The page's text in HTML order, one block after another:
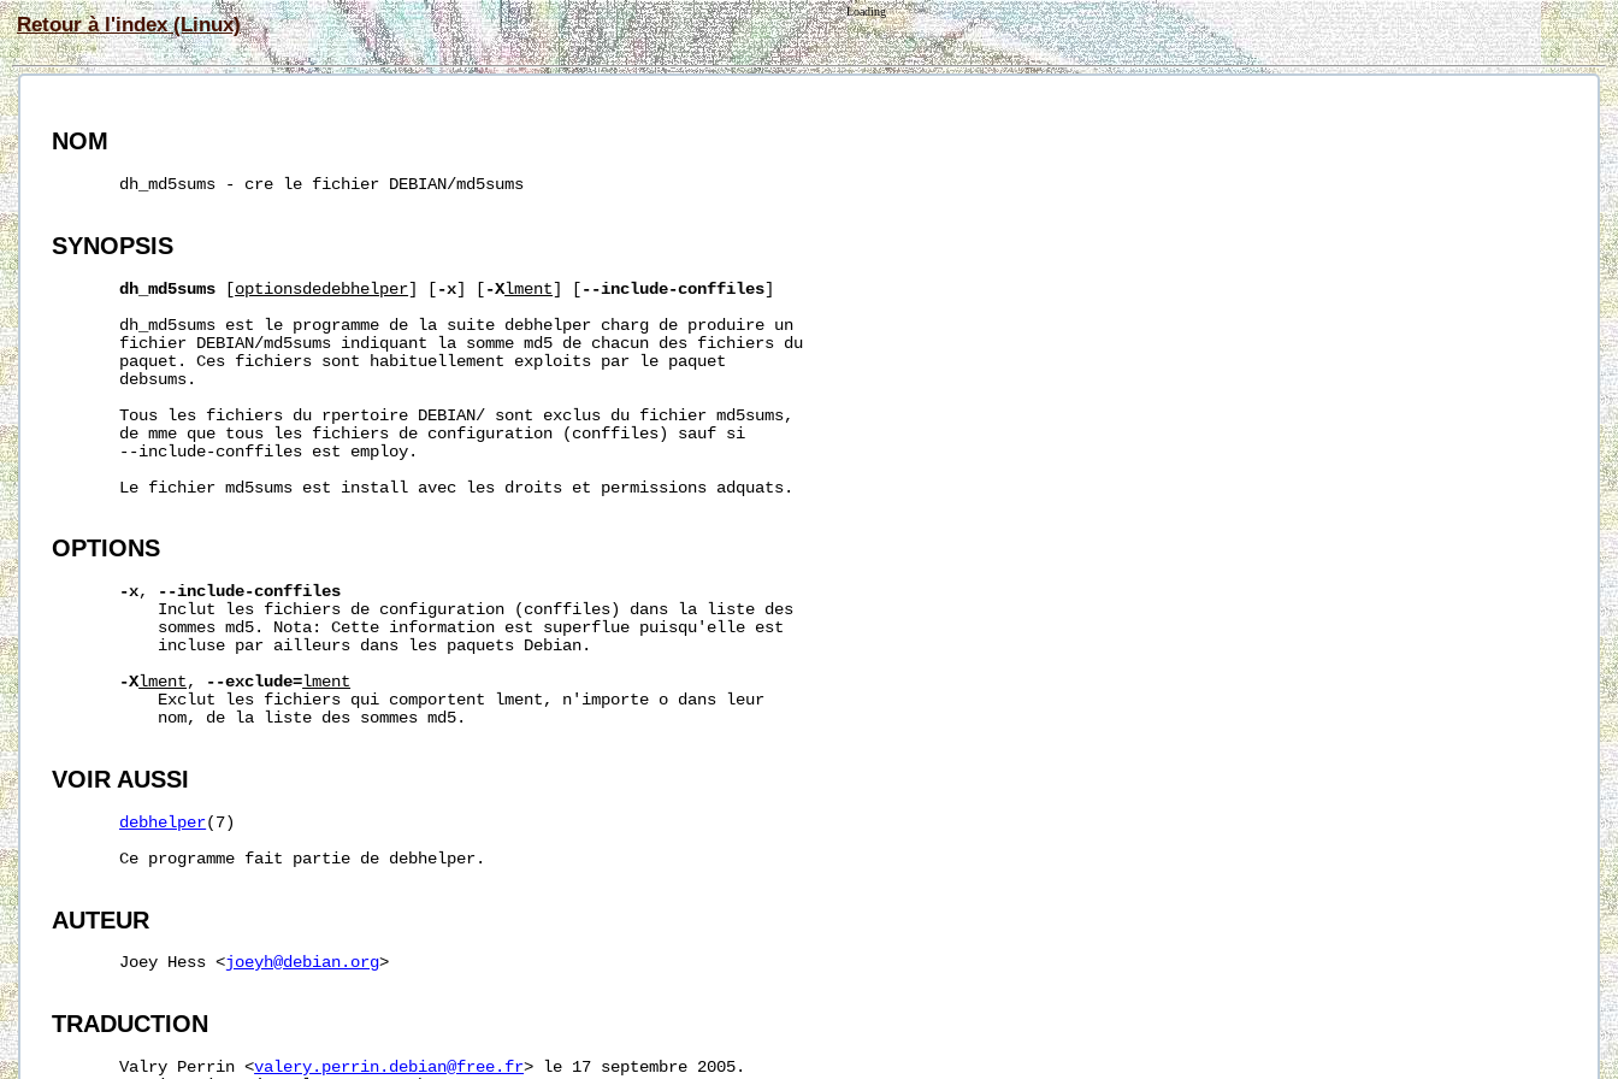
Retour à l'index (Linux)
Loading
NOM
       dh_md5sums - cre le fichier DEBIAN/md5sums
SYNOPSIS
dh_md5sums [optionsdedebhelper] [ -x] [ -Xlment] [ --include-conffiles]
       dh_md5sums est le programme de la suite debhelper charg de produire un
       fichier DEBIAN/md5sums indiquant la somme md5 de chacun des fichiers du
       paquet. Ces fichiers sont habituellement exploits par le paquet
       debsums.
       Tous les fichiers du rpertoire DEBIAN/ sont exclus du fichier md5sums,
       de mme que tous les fichiers de configuration (conffiles) sauf si
       --include-conffiles est employ.
       Le fichier md5sums est install avec les droits et permissions adquats.
OPTIONS
-x,
--include-conffiles
           Inclut les fichiers de configuration (conffiles) dans la liste des
           sommes md5. Nota: Cette information est superflue puisqu'elle est
           incluse par ailleurs dans les paquets Debian.
-Xlment , --exclude= lment
           Exclut les fichiers qui comportent lment, n'importe o dans leur
           nom, de la liste des sommes md5.
VOIR AUSSI
debhelper(7)
       Ce programme fait partie de debhelper.
AUTEUR
       Joey Hess <
joeyh@debian.org>
TRADUCTION
       Valry Perrin <
valery.perrin.debian@free.fr> le 17 septembre 2005.